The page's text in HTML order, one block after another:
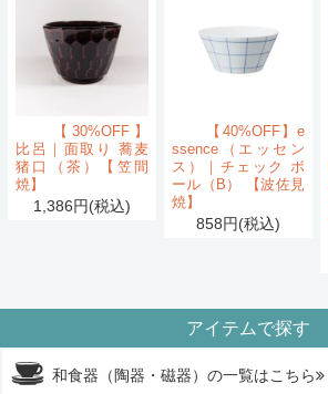
【30%OFF】
比呂｜面取り 蕎麦
猪口（茶）【笠間
焼】
1,386円(税込)
【40%OFF】e
ssence（エッセン
ス）｜チェック ボ
ール（B） 【波佐見
焼】
858円(税込)
アイテムで探す
和食器（陶器・磁器）の一覧はこちら